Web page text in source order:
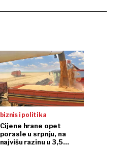
biznis i politika
Cijene hrane opet
porasle u srpnju, na
najvišu razinu u 3,5